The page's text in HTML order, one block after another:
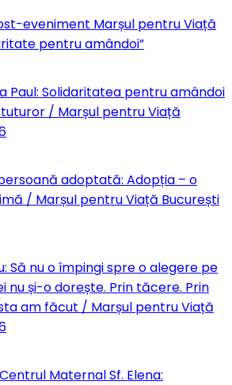
eveniment Marșul pentru Viață
pentru amândoi”
Paul: Solidaritatea pentru amândoi
/ Marșul pentru Viață
adoptată: Adopția – o
/ Marșul pentru Viață București
Să nu o împingi spre o alegere pe
nu și-o dorește. Prin tăcere. Prin
am făcut / Marșul pentru Viață
Maternal Sf. Elena: